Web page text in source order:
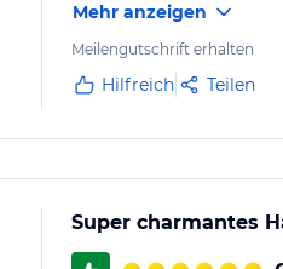
Mehr anzeigen
Meilengutschrift erhalten
Hilfreich Teilen
Super charmantes